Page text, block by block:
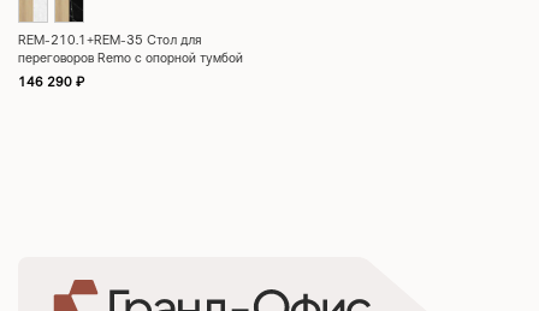
REM-210.1+REM-35 Стол для
переговоров Remo с опорной тумбой
2250x2230x750
146 290 ₽